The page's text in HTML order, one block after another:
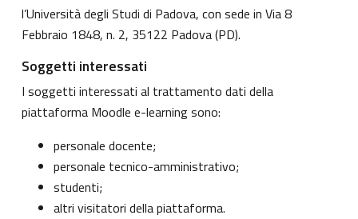
l’Università degli Studi di Padova, con sede in Via 8
Febbraio 1848, n. 2, 35122 Padova (PD).
Soggetti interessati
I soggetti interessati al trattamento dati della
piattaforma Moodle e-learning sono:
personale docente;
personale tecnico-amministrativo;
studenti;
altri visitatori della piattaforma.